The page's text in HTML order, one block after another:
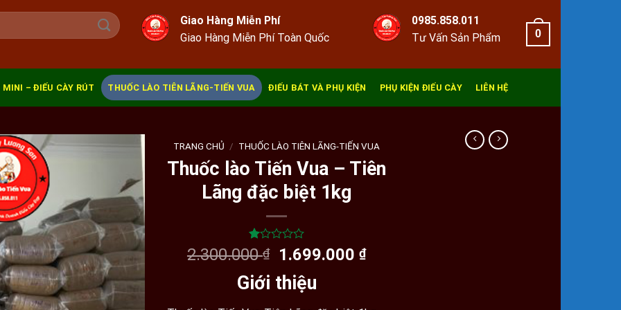
Giao Hàng Miễn Phí
Giao Hàng Miễn Phí Toàn Quốc
0985.858.011
Tư Vấn Sản Phẩm
0
MINI – ĐIẾU CÀY RÚT THUỐC LÀO TIÊN LÃNG-TIẾN VUA ĐIẾU BÁT VÀ PHỤ KIỆN PHỤ KIỆN ĐIẾU CÀY LIÊN HỆ
TRANG CHỦ / THUỐC LÀO TIÊN LÃNG-TIẾN VUA
Thuốc lào Tiến Vua – Tiên
Lãng đặc biệt 1kg
1.00
trên
5
dựa
1
2.300.000₫
Giá
gốc
là:
1.699.000₫Giá
Giới thiệu